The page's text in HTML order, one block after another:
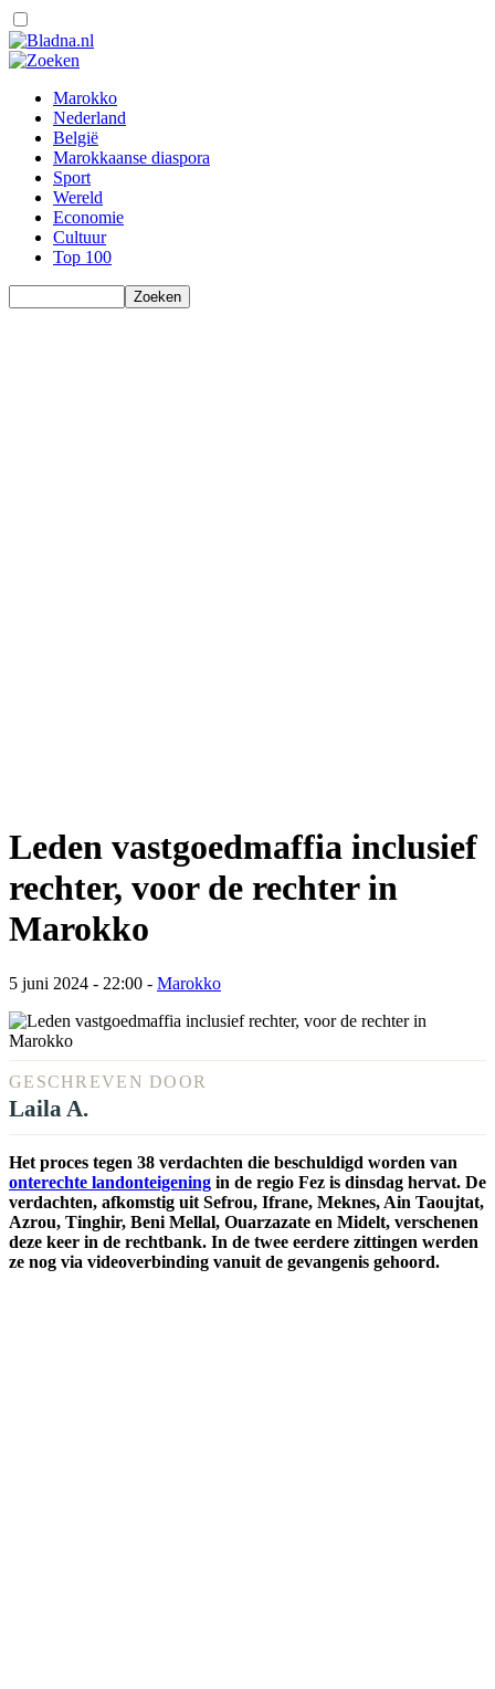
Marokko
Nederland
België
Marokkaanse diaspora
Sport
Wereld
Economie
Cultuur
Top 100
Leden vastgoedmaffia inclusief
rechter, voor de rechter in
Marokko
5 juni 2024 - 22:00 - Marokko
GESCHREVEN DOOR
Laila A.
Het proces tegen 38 verdachten die beschuldigd worden van
onterechte landonteigening in de regio Fez is dinsdag hervat. De
verdachten, afkomstig uit Sefrou, Ifrane, Meknes, Ain Taoujtat,
Azrou, Tinghir, Beni Mellal, Ouarzazate en Midelt, verschenen
deze keer in de rechtbank. In de twee eerdere zittingen werden
ze nog via videoverbinding vanuit de gevangenis gehoord.